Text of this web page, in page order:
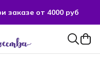
от 4000 руб